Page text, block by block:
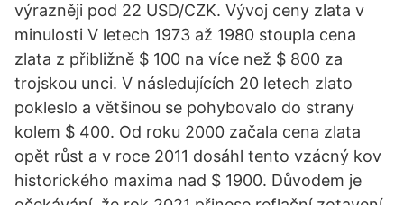
výrazněji pod 22 USD/CZK. Vývoj ceny zlata v
minulosti V letech 1973 až 1980 stoupla cena
zlata z přibližně $ 100 na více než $ 800 za
trojskou unci. V následujících 20 letech zlato
pokleslo a většinou se pohybovalo do strany
kolem $ 400. Od roku 2000 začala cena zlata
opět růst a v roce 2011 dosáhl tento vzácný kov
historického maxima nad $ 1900. Důvodem je